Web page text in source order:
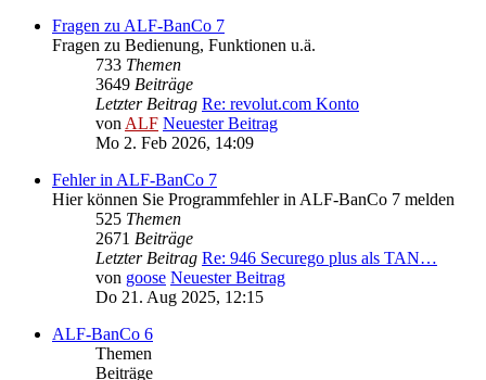
Fragen zu ALF-BanCo 7
Fragen zu Bedienung, Funktionen u.ä.
733 Themen
3649 Beiträge
Letzter Beitrag Re: revolut.com Konto
vonALF Neuester Beitrag
Mo 2. Feb 2026, 14:09
Fehler in ALF-BanCo 7
Hier können Sie Programmfehler in ALF-BanCo 7 melden
525 Themen
2671 Beiträge
Letzter Beitrag Re: 946 Securego plus als TAN…
von goose Neuester Beitrag
Do 21. Aug 2025, 12:15
ALF-BanCo 6
Themen
Beiträge